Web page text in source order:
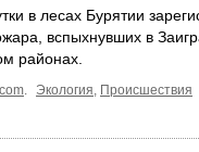
в лесах Бурятии
вспыхнувших в
районах.
Экология Происшествия